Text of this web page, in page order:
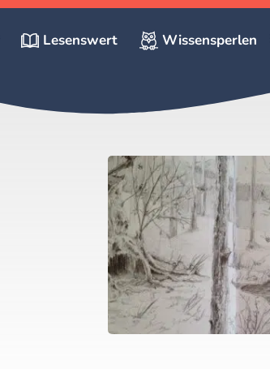
Lesenswert Wissensperlen